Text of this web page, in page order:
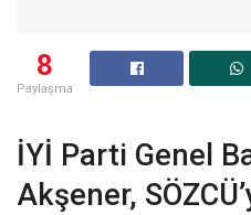
8
Paylaşma
İYİ Parti Genel
Akşener,